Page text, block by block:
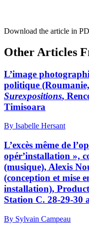
Download the article in
Other Articles
L’image
politique
Surexpositions,
Timisoara
By Isabelle Hersant
L’excès même de
opér’installation »,
(musique), Alexis
(conception et mise
installation),
Station C. 28-29-30
By Sylvain Campeau